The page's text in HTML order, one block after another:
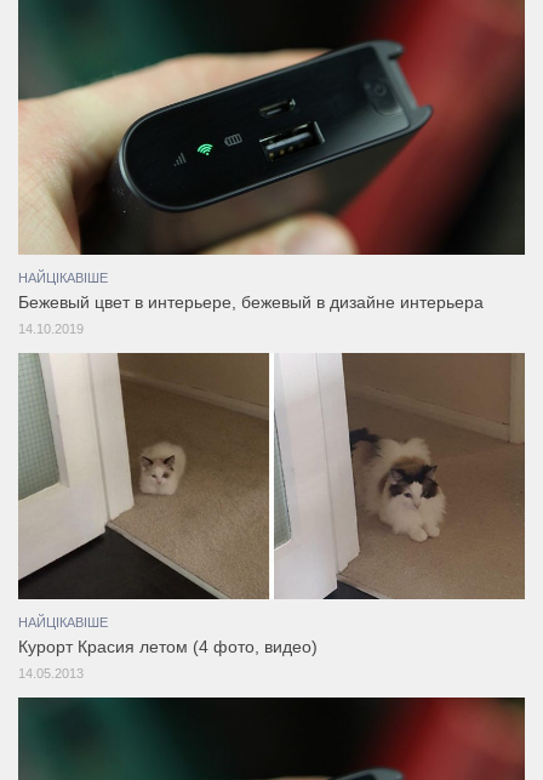
НАЙЦІКАВІШЕ
Бежевый цвет в интерьере, бежевый в дизайне интерьера
14.10.2019
НАЙЦІКАВІШЕ
Курорт Красия летом (4 фото, видео)
14.05.2013